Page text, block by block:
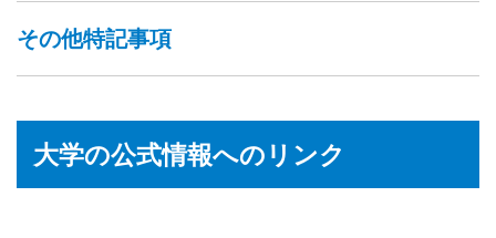
その他特記事項
大学の公式情報へのリンク